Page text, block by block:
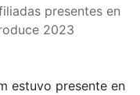
presentes en
2023
estuvo presente en